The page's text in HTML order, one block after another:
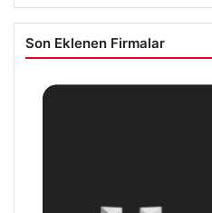
Son Eklenen Firmalar